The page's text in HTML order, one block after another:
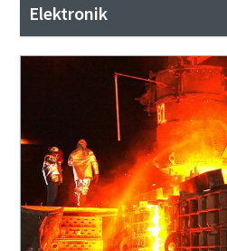
Elektronik